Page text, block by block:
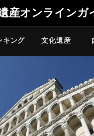
産オンラインガ
キング 文化遺産